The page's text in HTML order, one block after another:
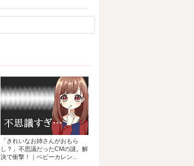
「きれいなお姉さんがおもら
し？」不思議だったCMの謎。解
決で衝撃！｜ベビーカレン...